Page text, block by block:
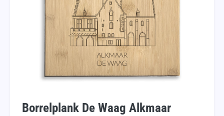
Borrelplank De Waag Alkmaar